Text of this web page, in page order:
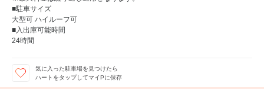
■駐車サイズ
大型可 ハイルーフ可
■入出庫可能時間
24時間
気に入った駐車場を見つけたら
ハートをタップしてマイPに保存